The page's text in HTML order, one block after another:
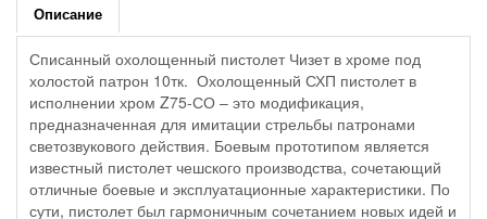
Описание
Списанный охолощенный пистолет Чизет в хроме под
холостой патрон 10тк. Охолощенный СХП пистолет в
исполнении хром Z75-СО – это модификация,
предназначенная для имитации стрельбы патронами
светозвукового действия. Боевым прототипом является
известный пистолет чешского производства, сочетающий
отличные боевые и эксплуатационные характеристики. По
сути, пистолет был гармоничным сочетанием новых идей и